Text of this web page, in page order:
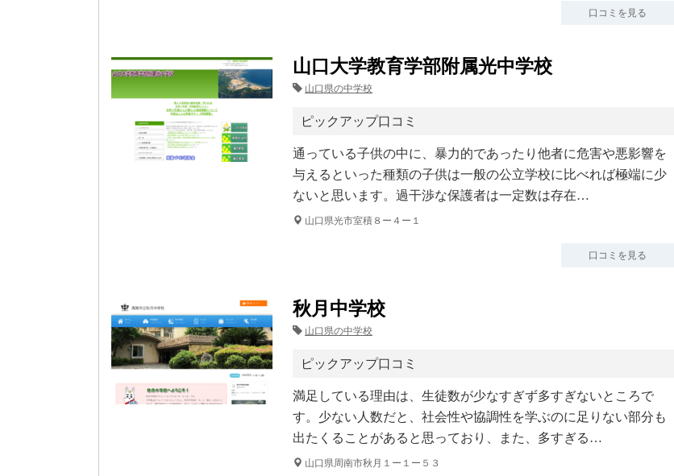
口コミを見る
山口大学教育学部附属光中学校
山口県の中学校
ピックアップ口コミ
通っている子供の中に、暴力的であったり他者に危害や悪影響を
与えるといった種類の子供は一般の公立学校に比べれば極端に少
ないと思います。過干渉な保護者は一定数は存在…
山口県光市室積８ー４ー１
口コミを見る
秋月中学校
山口県の中学校
ピックアップ口コミ
満足している理由は、生徒数が少なすぎず多すぎないところで
す。少ない人数だと、社会性や協調性を学ぶのに足りない部分も
出たくることがあると思っており、また、多すぎる…
山口県周南市秋月１ー１ー５３